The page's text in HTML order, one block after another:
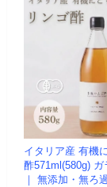
イタリア産 有機
酢571ml(580g)
｜ 無添加・無ろ